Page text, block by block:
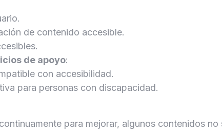
de contenido accesible.
de apoyo:
con accesibilidad.
para personas con discapacidad.
para mejorar, algunos contenidos